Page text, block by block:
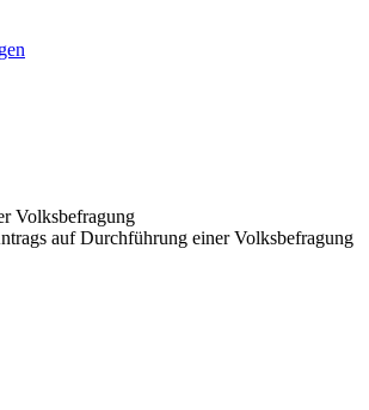
Volksbefragung
auf Durchführung einer Volksbefragung